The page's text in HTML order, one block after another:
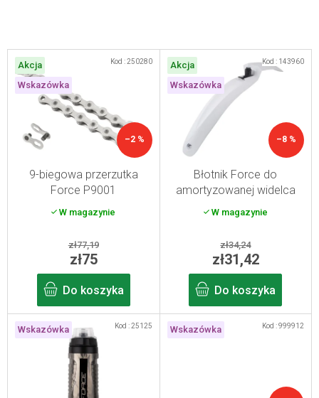
L
w
Akcja
Wskazówka
–2 %
9-biegowa przerzutka
Force P9001
W magazynie
zł77,19
zł75
Do koszyka
Kod :250280
Akcja
Wskazówka
–8 %
Błotnik Force do
amortyzowanej widelca
W magazynie
zł34,24
zł31,42
Do koszyka
Kod : 143960
Wskazówka Kod :25125 Wskazówka Kod :999912